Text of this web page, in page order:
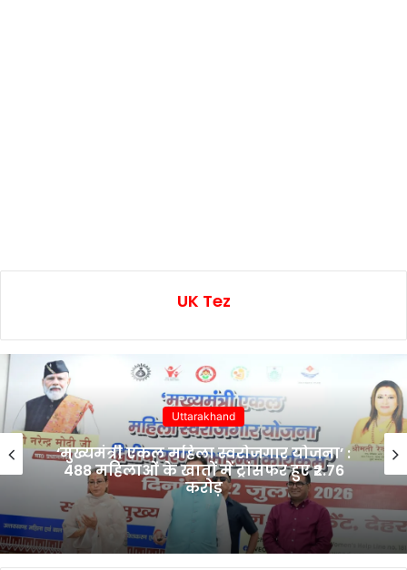
UK Tez
Uttarakhand
‘मुख्यमंत्री एकल महिला स्वरोजगार योजना’ :
488 महिलाओं के खातों में ट्रांसफर हुए ₹2.76
करोड़